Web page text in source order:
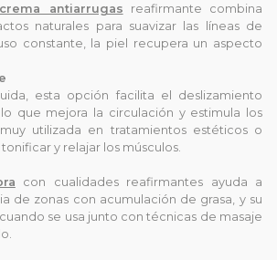
crema antiarrugas reafirmante combina
naturales para suavizar las líneas de
constante, la piel recupera un aspecto
esta opción facilita el deslizamiento
que mejora la circulación y estimula los
utilizada en tratamientos estéticos o
y relajar los músculos.
con cualidades reafirmantes ayuda a
de zonas con acumulación de grasa, y su
se usa junto con técnicas de masaje